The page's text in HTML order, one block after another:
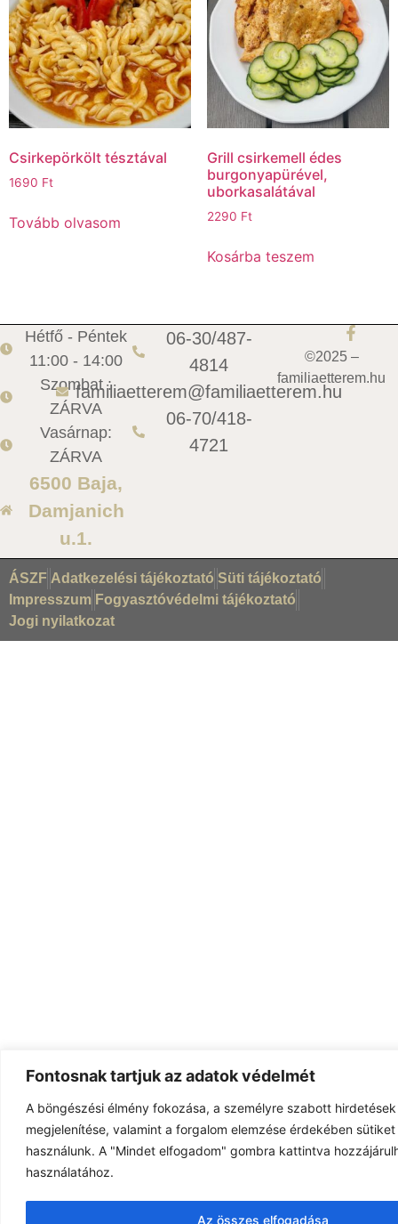
Fontosnak tartjuk az adatok védelmét
A böngészési élmény fokozása, a személyre szabott
megjelenítése, valamint a forgalom elemzése érdekében
használunk. A "Mindet elfogadom" gombra kattintva
használatához.
Az összes elfogadása
Csirkepörkölt tésztával
1690 Ft
Tovább olvasom
Grill csirkemell édes
burgonyapürével,
uborkasalátával
2290 Ft
Kosárba teszem
Hétfő - Péntek
11:00 - 14:00
Szombat :
ZÁRVA
Vasárnap:
ZÁRVA
6500 Baja,
Damjanich
u.1.
06-30/487-
4814
familiaetterem@familiaetterem.hu
06-70/418-
4721
©2025 –
familiaetterem.hu
ÁSZF Adatkezelési tájékoztató Süti tájékoztató
Impresszum Fogyasztóvédelmi tájékoztató
Jogi nyilatkozat